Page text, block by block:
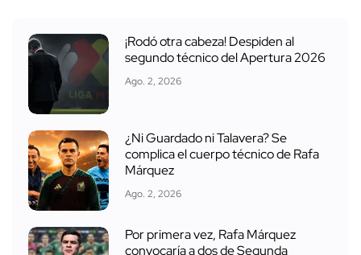
¡Rodó otra cabeza! Despiden al
segundo técnico del Apertura 2026
Ago. 2, 2026
¿Ni Guardado ni Talavera? Se
complica el cuerpo técnico de Rafa
Márquez
Ago. 2, 2026
Por primera vez, Rafa Márquez
convocaría a dos de Segunda